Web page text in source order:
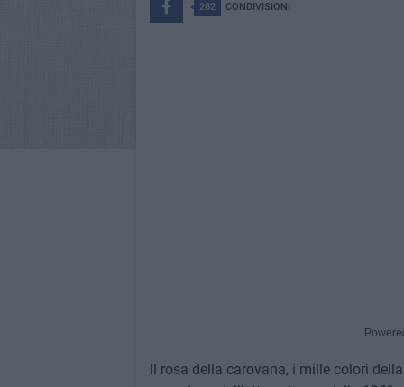
282 CONDIVISIONI
Il rosa della carovana, i mille colori